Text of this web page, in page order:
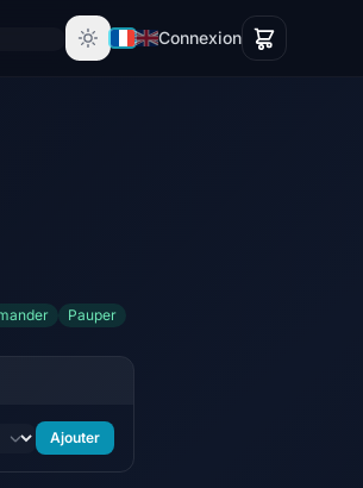
Connexion
Pauper
Ajouter